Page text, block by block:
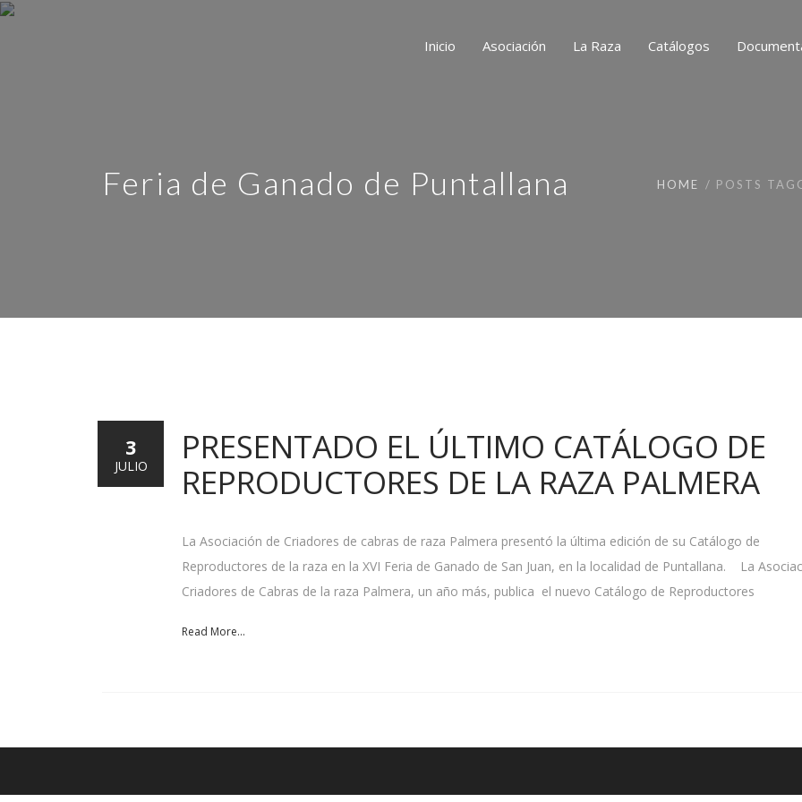
Inicio Asociación La Raza Catálogos
Feria de Ganado de Puntallana HOME POSTS
PRESENTADO EL ÚLTIMO CATÁLOGO DE
REPRODUCTORES DE LA RAZA PALMERA
La Asociación de Criadores de cabras de raza Palmera presentó la última edición de su Catálogo de
Reproductores de la raza en la XVI Feria de Ganado de San Juan, en la localidad de Puntallana. La
Criadores de Cabras de la raza Palmera, un año más, publica el nuevo Catálogo de Reproductores
Read More...
3
JULIO